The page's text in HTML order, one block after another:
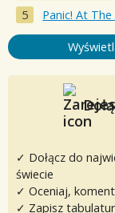
Panic! At The
✓ Dołącz do
świecie
✓ Oceniaj,
✓ Zapisz